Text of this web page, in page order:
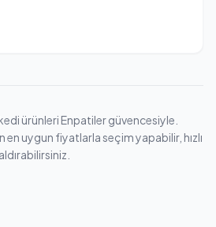
ürünleri Enpatiler güvencesiyle.
en uygun fiyatlarla seçim yapabilir, hızlı